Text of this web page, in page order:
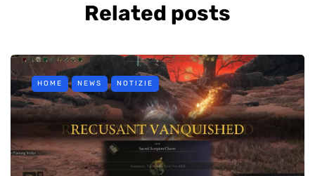
Related posts
HOME NEWS NOTIZIE